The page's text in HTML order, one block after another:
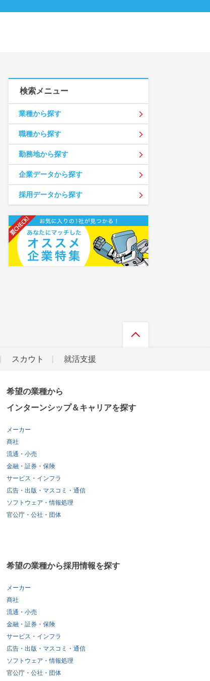
検索メニュー
業種から探す
職種から探す
勤務地から探す
企業データから探す
採用データから探す
スカウト 就活支援
希望の業種から
インターンシップ＆キャリアを探す
メーカー
商社
流通・小売
金融・証券・保険
サービス・インフラ
広告・出版・マスコミ・通信
ソフトウェア・情報処理
官公庁・公社・団体
希望の業種から採用情報を探す
メーカー
商社
流通・小売
金融・証券・保険
サービス・インフラ
広告・出版・マスコミ・通信
ソフトウェア・情報処理
官公庁・公社・団体